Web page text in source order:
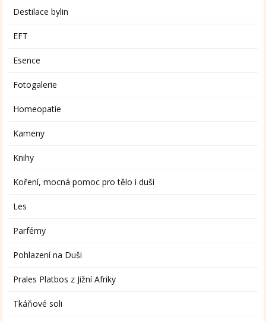
Destilace bylin
EFT
Esence
Fotogalerie
Homeopatie
Kameny
Knihy
Koření, mocná pomoc pro tělo i duši
Les
Parfémy
Pohlazení na Duši
Prales Platbos z Jižní Afriky
Tkáňové soli